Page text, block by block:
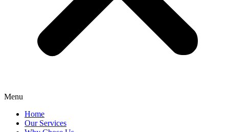
Menu
Home
Our Services